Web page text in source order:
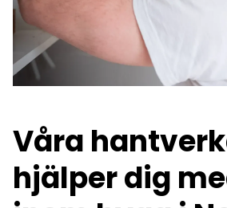
Våra
hjälper dig